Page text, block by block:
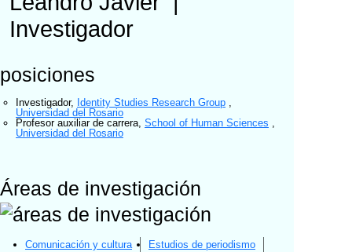
Investigador
posiciones
Investigador, Identity Studies Research Group ,
Universidad del Rosario
Profesor auxiliar de carrera, School of Human Sciences ,
Universidad del Rosario
Áreas de investigación
Comunicación y cultura
Estudios de periodismo